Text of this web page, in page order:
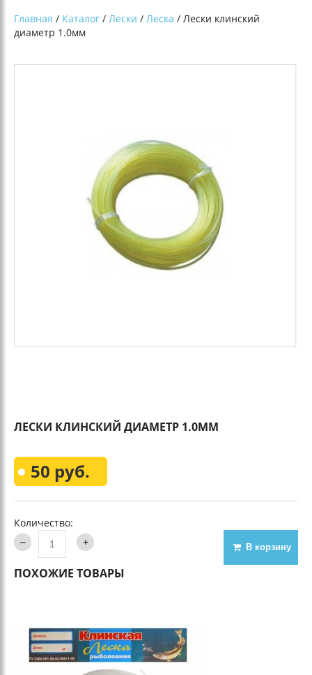
Главная / Каталог / Лески / Леска / Лески клинский
диаметр 1.0мм
ЛЕСКИ КЛИНСКИЙ ДИАМЕТР 1.0ММ
50 руб.
Количество:
В корзину
ПОХОЖИЕ ТОВАРЫ